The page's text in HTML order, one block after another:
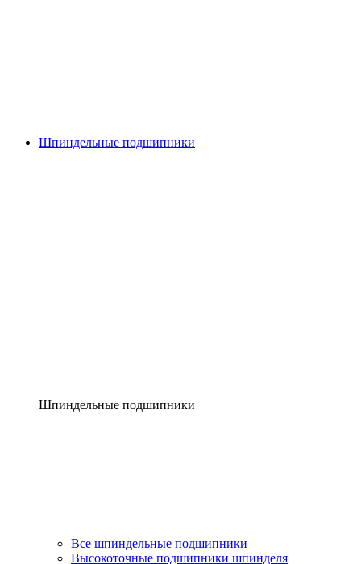
Шпиндельные подшипники
Шпиндельные подшипники
Все шпиндельные подшипники
Высокоточные подшипники шпинделя